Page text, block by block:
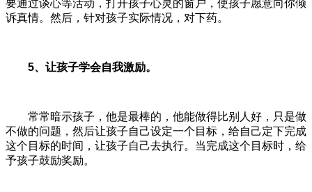
要通过谈心等活动，打开孩子心灵的窗户，使孩子愿意向你倾
诉真情。然后，针对孩子实际情况，对下药。
5、让孩子学会自我激励。
常常暗示孩子，他是最棒的，他能做得比别人好，只是做
不做的问题，然后让孩子自己设定一个目标，给自己定下完成
这个目标的时间，让孩子自己去执行。当完成这个目标时，给
予孩子鼓励奖励。